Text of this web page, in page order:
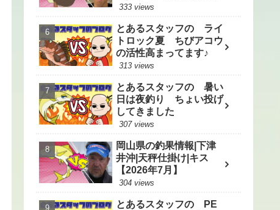
333 views
とあるスタッフの ライ
トロック夏 ちびアコウ
の活性高まってます♪
313 views
とあるスタッフの 暑い
日は夜釣り ちょい投げ
してきました
307 views
岡山県の釣果情報|下津
井沖|天秤仕掛け|キス
【2026年7月】
304 views
とあるスタッフの PE